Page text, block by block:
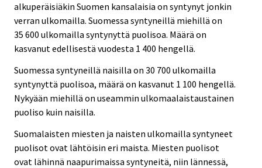
alkuperäisiäkin Suomen kansalaisia on syntynyt jonkin
verran ulkomailla. Suomessa syntyneillä miehillä on
35 600 ulkomailla syntynyttä puolisoa. Määrä on
kasvanut edellisestä vuodesta 1 400 hengellä.
Suomessa syntyneillä naisilla on 30 700 ulkomailla
syntynyttä puolisoa, määrä on kasvanut 1 100 hengellä.
Nykyään miehillä on useammin ulkomaalaistaustainen
puoliso kuin naisilla.
Suomalaisten miesten ja naisten ulkomailla syntyneet
puolisot ovat lähtöisin eri maista. Miesten puolisot
ovat lähinnä naapurimaissa syntyneitä, niin lännessä,